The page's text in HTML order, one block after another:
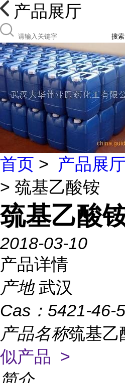
产品展厅
搜索
首页 > 产品展厅
> 巯基乙酸铵
巯基乙酸
2018-03-10
产品详情
产地 武汉
Cas： 5421-46-5
产品名称巯基乙
似产品 >